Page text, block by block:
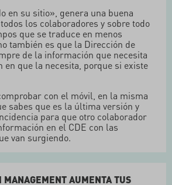
en su sitio», genera una buena
los colaboradores y sobre todo
que se traduce en menos
también es que la Dirección de
de la información que necesita
en que la necesita, porque si existe
con el móvil, en la misma
sabes que es la última versión y
para que otro colaborador
en el CDE con las
van surgiendo.
MANAGEMENT AUMENTA TUS